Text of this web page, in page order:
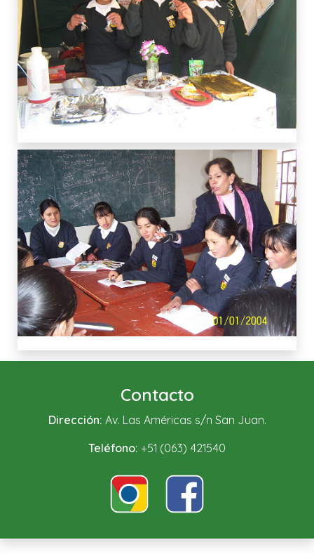
Contacto
Dirección: Av. Las Américas s/n San Juan.
Teléfono: +51 (063) 421540